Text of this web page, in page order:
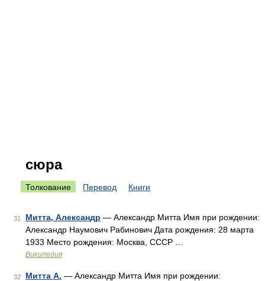
сюра
Толкование Перевод Книги
31 Митта, Александр — Александр Митта Имя при рождении:
Александр Наумович Рабинович Дата рождения: 28 марта
1933 Место рождения: Москва, СССР …
Википедия
32 Митта А. — Александр Митта Имя при рождении: